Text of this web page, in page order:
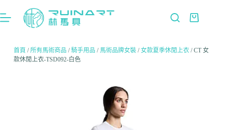
首頁 /所有馬術商品 /騎手用品 / 馬術品牌女裝/女款夏季休閒上衣/ CT 女
款休閒上衣-TSD092-白色